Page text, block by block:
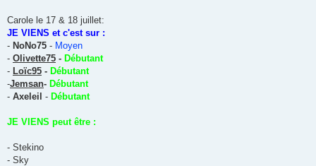
Carole le 17 & 18 juillet:
JE VIENS et c'est sur :
- NoNo75 - Moyen
- Olivette75 - Débutant
- Loïc95 - Débutant
-Jemsan- Débutant
- Axeleil - Débutant
JE VIENS peut être :
- Stekino
- Sky